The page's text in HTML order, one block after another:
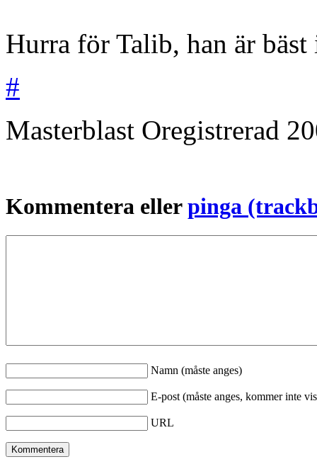
Hurra för Talib, han är
#
Masterblast Oregistrerad
Kommentera ellerpinga
Namn (måste anges)
E-post (måste anges, kommer inte
URL